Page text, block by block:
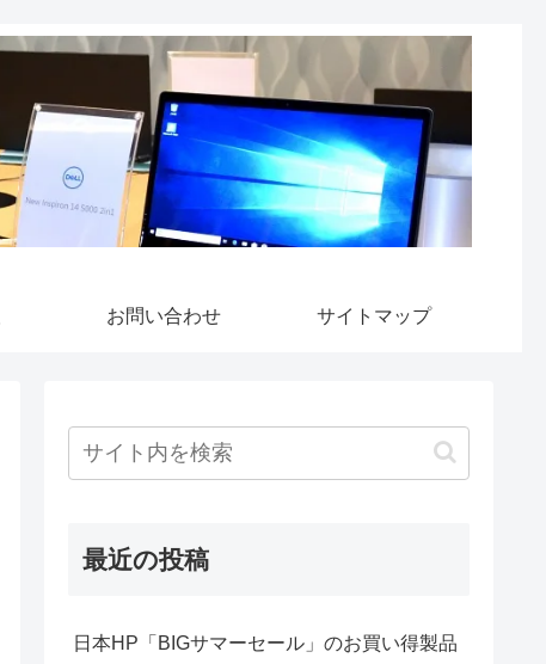
お問い合わせ サイトマップ
最近の投稿
日本HP「BIGサマーセール」のお買い得製品